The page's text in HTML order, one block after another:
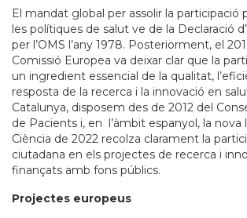
El mandat global per assolir la participació
les polítiques de salut ve de la Declaració
per l’OMS l’any 1978. Posteriorment, el
Comissió Europea va deixar clar que la
un ingredient essencial de la qualitat,
resposta de la recerca i la innovació en
Catalunya, disposem des de 2012 del
de Pacients i, en l’àmbit espanyol, la nova
Ciència de 2022 recolza clarament la
ciutadana en els projectes de recerca i
finançats amb fons públics.
Projectes europeus